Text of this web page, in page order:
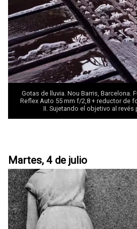
Gotas de lluvia. Nou Barris, Barcelona.
Reflex Auto 55 mm f/2,8 + reductor de
II . Sujetando el objetivo al revés
Martes, 4 de julio